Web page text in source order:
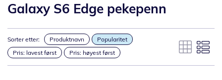
Galaxy S6 Edge pekepenn
Sorter etter: Produktnavn
Popularitet
Pris: lavest først
Pris: høyest først